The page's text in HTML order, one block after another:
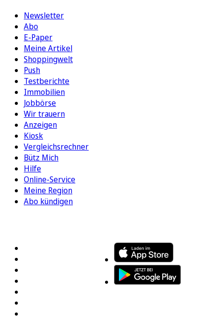
Newsletter
Abo
E-Paper
Meine Artikel
Shoppingwelt
Push
Testberichte
Immobilien
Jobbörse
Wir trauern
Anzeigen
Kiosk
Vergleichsrechner
Bütz Mich
Hilfe
Online-Service
Meine Region
Abo kündigen